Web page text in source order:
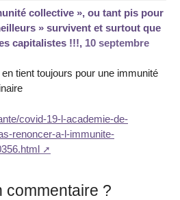
collective », ou tant pis pour
» survivent et surtout que
capitalistes !!!, 10 septembre
tient toujours pour une immunité
covid-19-l-academie-de-
renoncer-a-l-immunite-
commentaire ?